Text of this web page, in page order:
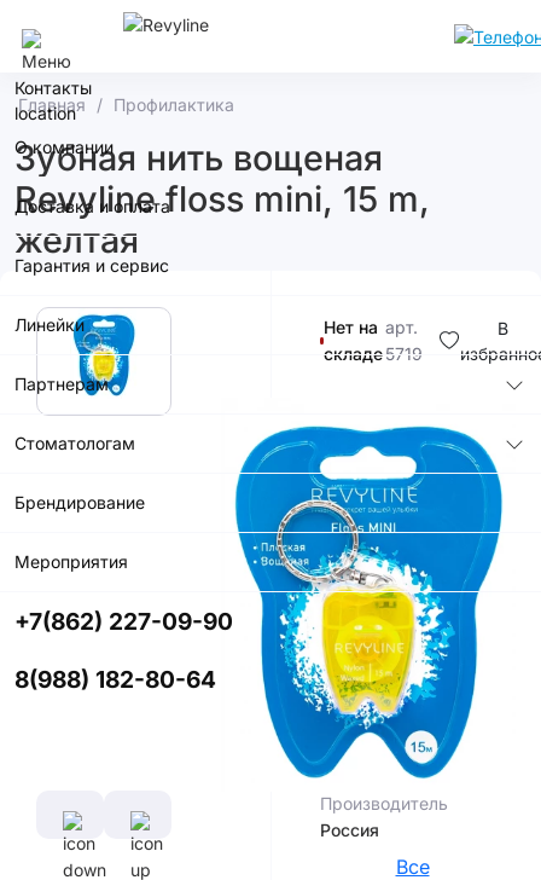
Контакты
О компании
Доставка и оплата
Гарантия и сервис
Линейки
Партнерам
Стоматологам
Брендирование
Мероприятия
+7(862) 227-09-90
8(988) 182-80-64
Главная Профилактика
Зубная нить вощеная
Revyline floss mini, 15 m,
желтая
Нет на
складе
арт.
5719
В
290р.
Купить в
приложении
со скидкой
Цвет
Характеристики
Производитель
Россия
Все